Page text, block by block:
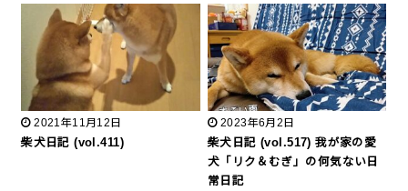
2021年11月12日
柴犬日記 (vol.411)
2023年6月2日
柴犬日記 (vol.517) 我が家の愛
犬「リク＆むぎ」の何気ない日
常日記